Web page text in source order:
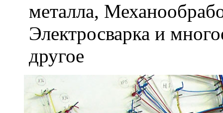
металла,
Электросварка и
другое